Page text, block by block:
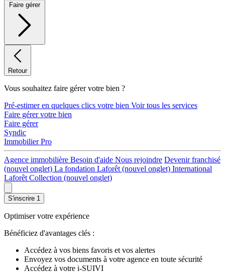
Faire gérer
Retour
Vous souhaitez faire gérer votre bien ?
Pré-estimer en quelques clics votre bien Voir tous les services
Faire gérer votre bien
Faire gérer
Syndic
Immobilier Pro
Agence immobilière Besoin d'aide Nous rejoindre Devenir franchisé
(nouvel onglet) La fondation Laforêt (nouvel onglet) International
Laforêt Collection (nouvel onglet)
S'inscrire 1
Optimiser votre expérience
Bénéficiez d'avantages clés :
Accédez à vos biens favoris et vos alertes
Envoyez vos documents à votre agence en toute sécurité
Accédez à votre i-SUIVI